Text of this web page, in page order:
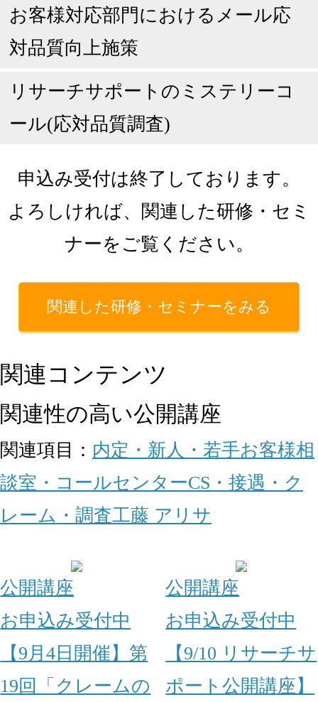
お客様対応部門におけるメール応
対品質向上施策
リサーチサポートのミステリーコ
ール(応対品質調査)
申込み受付は終了しております。
よろしければ、関連した研修・セミ
ナーをご覧ください。
関連した研修・セミナーをみる
関連コンテンツ
関連性の高い公開講座
関連項目： 内定・新人・若手お客様相
談室・コールセンターCS・接遇・ク
レーム・調査工藤 アリサ
公開講座
お申込み受付中
【9月4日開催】第
19回「クレームの
公開講座
お申込み受付中
【9/10 リサーチサ
ポート公開講座】